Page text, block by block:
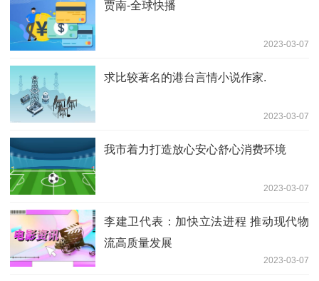
贾南-全球快播
2023-03-07
求比较著名的港台言情小说作家.
2023-03-07
我市着力打造放心安心舒心消费环境
2023-03-07
李建卫代表：加快立法进程 推动现代物
流高质量发展
2023-03-07